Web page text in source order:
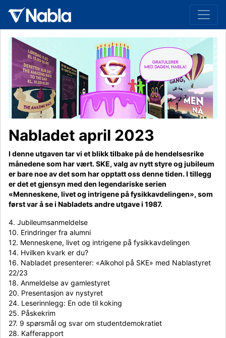
Nabladet april 2023
I denne utgaven tar vi et blikk tilbake på de hendelsesrike
månedene som har vært. SKE, valg av nytt styre og jubileum
er bare noe av det som har opptatt oss denne tiden. I tillegg
er det et gjensyn med den legendariske serien
«Menneskene, livet og intrigene på fysikkavdelingen», som
først var å se i Nabladets andre utgave i 1987.
4. Jubileumsanmeldelse
10. Erindringer fra alumni
12. Menneskene, livet og intrigene på fysikkavdelingen
14. Hvilken kvark er du?
16. Nabladet presenterer: «Alkohol på SKE» med Nablastyret
22/23
18. Anmeldelse av gamlestyret
20. Presentasjon av nystyret
24. Leserinnlegg: En ode til koking
25. Påskekrim
27. 9 spørsmål og svar om studentdemokratiet
28. Kafferapport